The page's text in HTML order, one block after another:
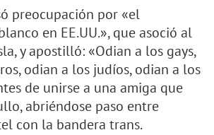
preocupación por «el
en EE.UU.», que asoció al
y apostilló: «Odian a los gays,
odian a los judíos, odian a los
de unirse a una amiga que
abriéndose paso entre
con la bandera trans.